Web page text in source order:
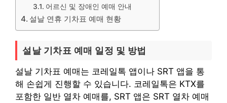
어르신 및 장애인 예매 안내
설날 연휴 기차표 예매 현황
설날 기차표 예매 일정 및 방법
설날 기차표 예매는 코레일톡 앱이나 SRT 앱을 통
해 손쉽게 진행할 수 있습니다. 코레일톡은 KTX를
포함한 일반 열차 예매를, SRT 앱은 SRT 열차 예매